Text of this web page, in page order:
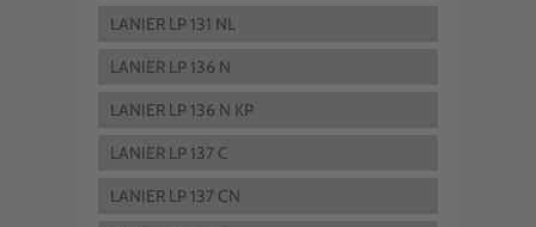
LANIER LP 131 NL
LANIER LP 136 N
LANIER LP 136 N KP
LANIER LP 137 C
LANIER LP 137 CN